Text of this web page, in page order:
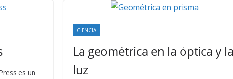
es un
CIENCIA
La geométrica en la óptica y la
luz